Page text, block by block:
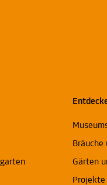
Bräuche
Gärten
Projekte